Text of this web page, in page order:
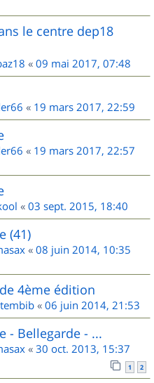
le centre dep18
« 09 mai 2017, 07:48
« 19 mars 2017, 22:59
« 19 mars 2017, 22:57
« 03 sept. 2015, 18:40
(41)
« 08 juin 2014, 10:35
4ème édition
« 06 juin 2014, 21:53
- Bellegarde - ...
« 30 oct. 2013, 15:37
1 2